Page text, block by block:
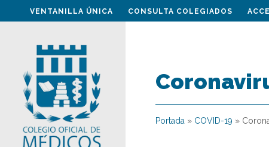
VENTANILLA ÚNICA CONSULTA COLEGIADOS
Portada » COVID-19 »